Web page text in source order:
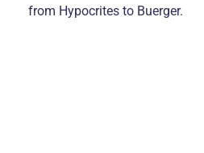
from Hypocrites to Buerger.